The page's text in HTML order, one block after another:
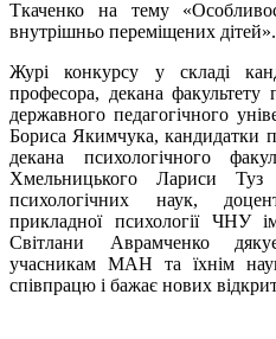
Ткаченко на тему
внутрішньо переміщених дітей».
Журі конкурсу у складі
професора, декана факультету
державного педагогічного
Бориса Якимчука, кандидатки
декана психологічного
Хмельницького Лариси Туз
психологічних наук,
прикладної психології ЧНУ
Світлани Аврамченко
учасникам МАН та їхнім
співпрацю і бажає нових